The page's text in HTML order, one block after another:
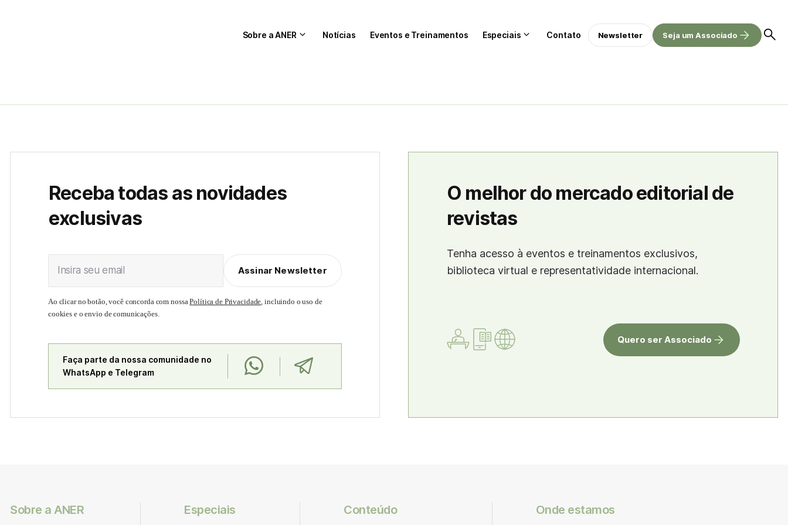
Sobre a ANER Notícias Eventos e Treinamentos Especiais Contato Newsletter Seja um Associado
Receba todas as novidades
exclusivas
Insira seu email Assinar Newsletter
Ao clicar no botão, você concorda com nossaPolítica de Privacidade, incluindo o uso de
cookies e o envio de comunicações.
Faça parte da nossa comunidade no
WhatsApp e Telegram
O melhor do mercado editorial de
revistas
Tenha acesso à eventos e treinamentos exclusivos,
biblioteca virtual e representatividade internacional.
Quero ser Associado
Sobre a ANER Especiais Conteúdo Onde estamos